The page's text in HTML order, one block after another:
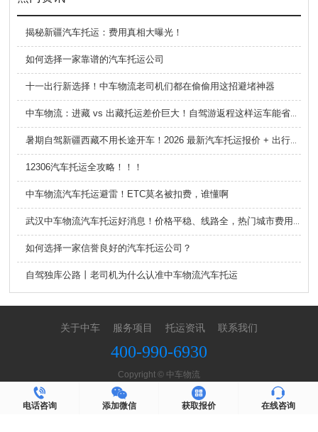
揭秘新疆汽车托运：费用真相大曝光！
如何选择一家靠谱的汽车托运公司
十一出行新选择！中车物流老司机们都在偷偷用这招避堵神器
中车物流：进藏 vs 出藏托运差价巨大！自驾游返程这样运车能省一半钱
暑期自驾新疆西藏不用长途开车！2026 最新汽车托运报价 + 出行避坑指南
12306汽车托运全攻略！！！
中车物流汽车托运避雷！ETC莫名被扣费，谁懂啊
如何选择一家信誉良好的汽车托运公司？
自驾独库公路丨老司机为什么认准中车物流汽车托运
关于中车 服务项目 托运资讯 联系我们
400-990-6930
Copyright © 中车物流
鄂ICP备2023017112号
XML地图
TXT地图
电话咨询 添加微信 获取报价 在线咨询